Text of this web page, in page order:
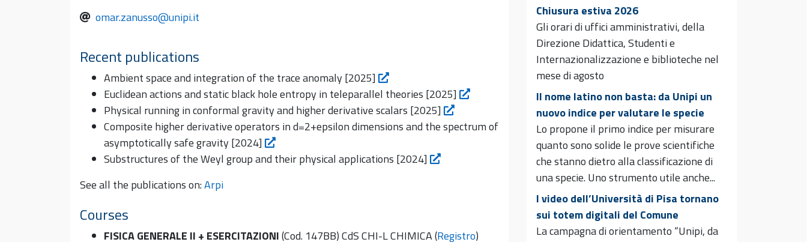
omar.zanusso@unipi.it
Recent publications
Ambient space and integration of the trace anomaly [2025]
Euclidean actions and static black hole entropy in teleparallel theories [2025]
Physical running in conformal gravity and higher derivative scalars [2025]
Composite higher derivative operators in d=2+epsilon dimensions and the spectrum of
asymptotically safe gravity [2024]
Substructures of the Weyl group and their physical applications [2024]
See all the publications on:Arpi
Courses
FISICA GENERALE II + ESERCITAZIONI(Cod. 147BB) CdS CHI-L CHIMICA (Registro)
Chiusura estiva 2026
Gli orari di uffici amministrativi, della
Direzione Didattica, Studenti e
Internazionalizzazione e biblioteche nel
mese di agosto
Il nome latino non basta: da Unipi un
nuovo indice per valutare le specie
Lo propone il primo indice per misurare
quanto sono solide le prove scientifiche
che stanno dietro alla classificazione di
una specie. Uno strumento utile anche...
I video dell’Università di Pisa tornano
sui totem digitali del Comune
La campagna di orientamento “Unipi, da